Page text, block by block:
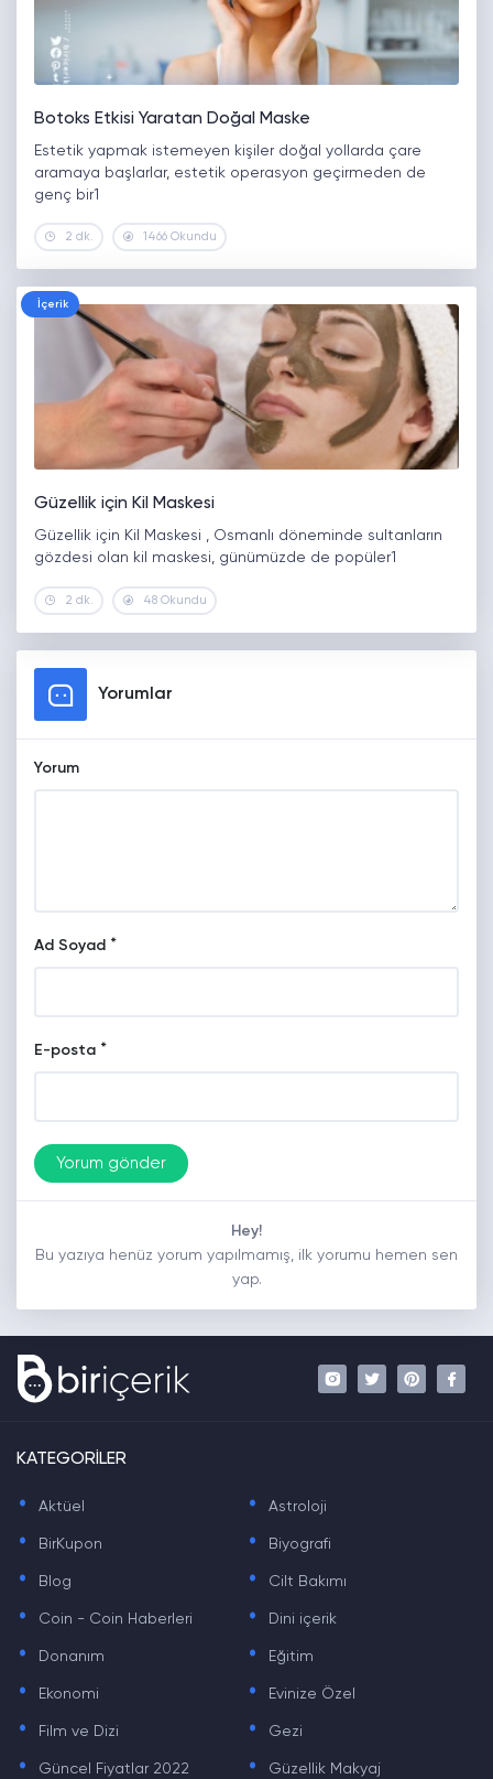
Botoks Etkisi Yaratan Doğal Maske
Estetik yapmak istemeyen kişiler doğal yollarda çare
aramaya başlarlar, estetik operasyon geçirmeden de
genç bir1
2 dk. 1466 Okundu
İçerik
Güzellik için Kil Maskesi
Güzellik için Kil Maskesi , Osmanlı döneminde sultanların
gözdesi olan kil maskesi, günümüzde de popüler1
2 dk. 48 Okundu
Yorumlar
Yorum
Ad Soyad *
E-posta *
Hey!
Bu yazıya henüz yorum yapılmamış, ilk yorumu hemen sen
yap.
KATEGORİLER
. Aktüel . Astroloji
. BirKupon . Biyografi
. Blog . Cilt Bakımı
. Coin - Coin Haberleri . Dini içerik
. Donanım . Eğitim
. Ekonomi . Evinize Özel
. Film ve Dizi . Gezi
. Güncel Fiyatlar 2022 . Güzellik Makyaj